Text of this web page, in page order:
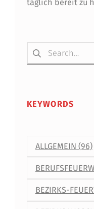
täglich bereit zu
Suchen nach:
KEYWORDS
ALLGEMEIN (96)
BEZIRKS-